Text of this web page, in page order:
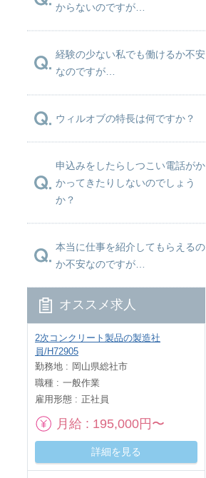
からないのですが…
経験の少ない私でも働けるか不安
なのですが…
ウィルオブの特長は何ですか？
申込みをしたらしつこい電話がか
かってきたりしないのでしょう
か？
本当に仕事を紹介してもらえるの
か不安なのですが…
オススメ求人
2次コンクリート製品の製造社
員/H72905
勤務地
岡山県総社市
職種
一般作業
雇用形態
正社員
月給 195,000円〜
詳細を見る